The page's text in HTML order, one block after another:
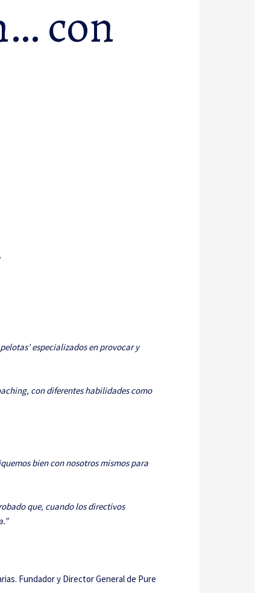
con
especializados en provocar y
con diferentes habilidades como
bien con nosotros mismos para
que, cuando los directivos
Fundador y Director General de Pure